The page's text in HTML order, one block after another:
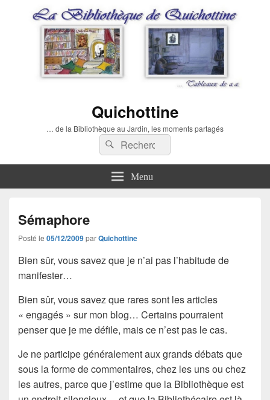
Quichottine
… de la Bibliothèque au Jardin, les moments partagés
Recherche :
Rechercher
Menu
Sémaphore
Posté le 05/12/2009parQuichottine
Bien sûr, vous savez que je n’ai pas l’habitude de
manifester…
Bien sûr, vous savez que rares sont les articles
« engagés » sur mon blog… Certains pourraient
penser que je me défile, mais ce n’est pas le cas.
Je ne participe généralement aux grands débats que
sous la forme de commentaires, chez les uns ou chez
les autres, parce que j’estime que la Bibliothèque est